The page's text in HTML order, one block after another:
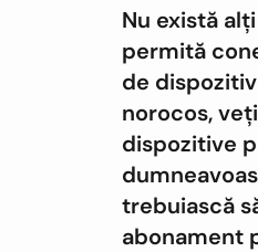
Nu există
permită
de
norocos,
dispozitive
trebuiască
abonament